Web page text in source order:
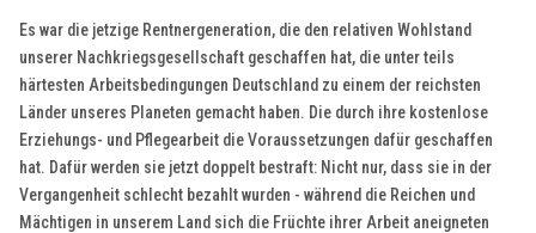
Es war die jetzige Rentnergeneration, die den relativen Wohlstand
unserer Nachkriegsgesellschaft geschaffen hat, die unter teils
härtesten Arbeitsbedingungen Deutschland zu einem der reichsten
Länder unseres Planeten gemacht haben. Die durch ihre kostenlose
Erziehungs- und Pflegearbeit die Voraussetzungen dafür geschaffen
hat. Dafür werden sie jetzt doppelt bestraft: Nicht nur, dass sie in der
Vergangenheit schlecht bezahlt wurden - während die Reichen und
Mächtigen in unserem Land sich die Früchte ihrer Arbeit aneigneten